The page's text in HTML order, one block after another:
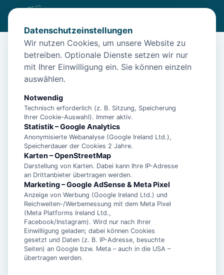
Diese Unterkunft ist aktuell nicht
buchbar
Unterkünfte in der Nähe
5 Block / Moonshine
5 Block / Royal
5 Block / Sunshine
Barrierefreie **** Ferienwohnung im
Grünen
Datenschutzeinstellungen
Wir nutzen Cookies, um unsere Website zu
betreiben. Optionale Dienste setzen wir nur
mit Ihrer Einwilligung ein. Sie können einzeln
auswählen.
Notwendig
Technisch erforderlich (z. B. Sitzung, Speicherung
Ihrer Cookie-Auswahl). Immer aktiv.
Statistik – Google Analytics
Anonymisierte Webanalyse (Google Ireland Ltd.),
Speicherdauer der Cookies 2 Jahre.
Karten – OpenStreetMap
Darstellung von Karten. Dabei kann Ihre IP-Adresse
an Drittanbieter übertragen werden.
Marketing – Google AdSense & Meta Pixel
Anzeige von Werbung (Google Ireland Ltd.) und
Reichweiten-/Werbemessung mit dem Meta Pixel
(Meta Platforms Ireland Ltd.,
Facebook/Instagram). Wird nur nach Ihrer
Einwilligung geladen; dabei können Cookies
gesetzt und Daten (z. B. IP-Adresse, besuchte
Seiten) an Google bzw. Meta – auch in die USA –
übertragen werden.